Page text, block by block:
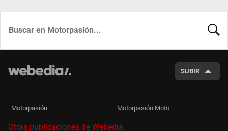
SUBIR
Motorpasión Motorpasión Moto
Otras publicaciones de Webedia